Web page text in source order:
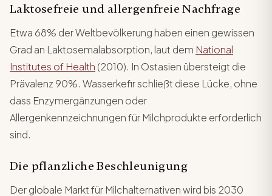
Laktosefreie und allergenfreie Nachfrage
Etwa 68% der Weltbevölkerung haben einen gewissen
Grad an Laktosemalabsorption, laut dem National
Institutes of Health (2010). In Ostasien übersteigt die
Prävalenz 90%. Wasserkefir schließt diese Lücke, ohne
dass Enzymergänzungen oder
Allergenkennzeichnungen für Milchprodukte erforderlich
sind.
Die pflanzliche Beschleunigung
Der globale Markt für Milchalternativen wird bis 2030